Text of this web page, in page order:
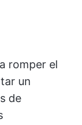
romper el
un
de